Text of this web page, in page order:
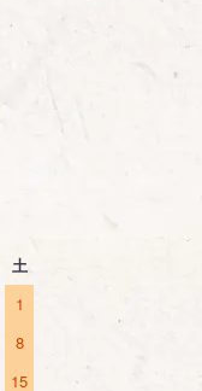
土
1
8
15